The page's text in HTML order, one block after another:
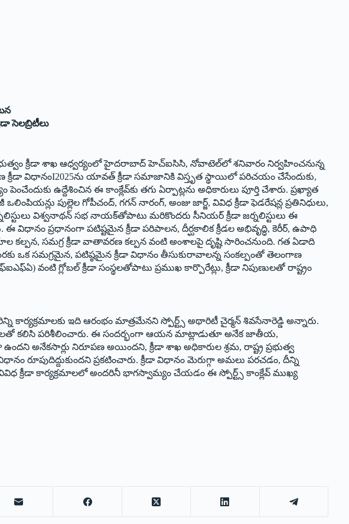
సెలబ్రిటీలు
క్రీడా శాఖ ఆధ్వర్యంలో హైదరాబాద్‌ హెచ్‌ఐసిసి, నోవాటెల్‌లో శనివారం నిర్వహించనున్న
క్రీడా విధానంI2025ను యావత్‌ క్రీడా సమాజానికి విస్తృత స్థాయిలో పరిచయం చేసేందుకు,
ఉద్దేశించిన ఈ కాంక్లేవ్‌కు తగు ఏర్పాట్లను అధికారులు పూర్తి చేశారు. ప్రఖ్యాత
ఒలింపియన్లు పుల్లెల గోపీచంద్‌, గగన్‌ నారంగ్‌, అంజు జార్జ్‌, వివిధ క్రీడా ఫెడరేషన్ల ప్రతినిధులు,
విశ్వనాథన్‌ సభ నాయక్‌తోపాటు మరికొందరు సీనియర్‌ క్రీడా జర్నలిస్టులు ఈ
విధానం ప్రధానంగా పటిష్టమైన క్రీడా పరిపాలన, దీర్ఘకాలిక క్రీడల అభివృద్ధి, కెరీర్‌, ఉపాధి
సమగ్ర క్రీడా వాతావరణ కల్పన వంటి అంశాలపై దృష్టి సారించనుంది. గత ఏడాది
ఒక సమగ్రమైన, పటిష్ఠమైన క్రీడా విధానం తీసుకురావాలన్న సంకల్పంతో తెలంగాణ
వంటి గ్లోబల్‌ క్రీడా సంస్థలతోపాటు ప్రముఖ కార్పొరేట్లు, క్రీడా నిపుణులతో రాష్ట్రం
కార్యక్రమాలకు ఇది ఆరంభం మాత్రమేనని స్పోర్ట్స్‌ అథారిటీ చైర్మన్‌ శివసేనారెడ్డి అన్నారు.
కలిసి పరిశీలించారు. ఈ సందర్భంగా ఆయన మాట్లాడుతూ అనేక జాతీయ,
అనేకసార్లు నిరూపణ అయిందని, క్రీడా శాఖ అధికారుల శ్రమ, రాష్ట్ర ప్రభుత్వ
రూపుదిద్దుకుందని ప్రకటించారు. క్రీడా విధానం మెరుగ్గా అమలు పరచడం, దీన్ని
క్రీడా కార్యక్రమాలలో అందరినీ భాగస్వామ్యం చేయడం ఈ స్పోర్ట్స్‌ కాంక్లేవ్‌ ముఖ్య